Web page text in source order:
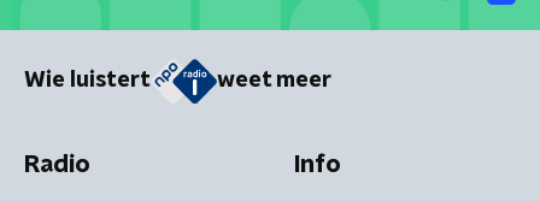
Wie luistert weet meer
Radio Info